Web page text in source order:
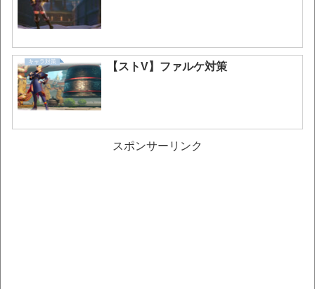
キャラ対策 【ストV】ファルケ対策
スポンサーリンク